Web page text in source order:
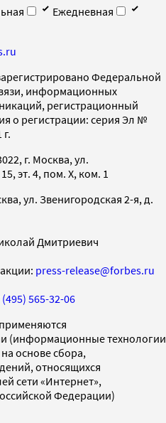
Ежедневная
Федеральной
информационных
регистрационный
о регистрации: серия Эл №
г. Москва, ул.
эт. 4, пом. X, ком. 1
ул. Звенигородская 2-я, д.
Дмитриевич
press-release@forbes.ru
(495) 565-32-06
(информационные технологии
основе сбора,
относящихся
сети «Интернет»,
Федерации)